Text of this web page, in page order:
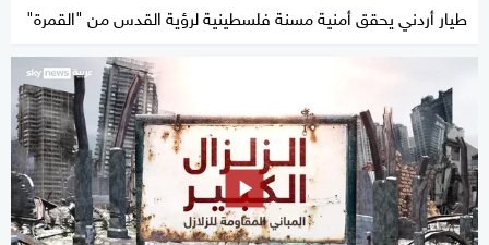
طيار أردني يحقق أمنية مسنة فلسطينية لرؤية القدس من "القمرة"